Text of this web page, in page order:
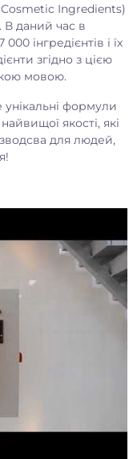
Ingredients)
В даний час в
інгредієнтів і їх
згідно з цією
мовою.
унікальні формули
якості, які
для людей,